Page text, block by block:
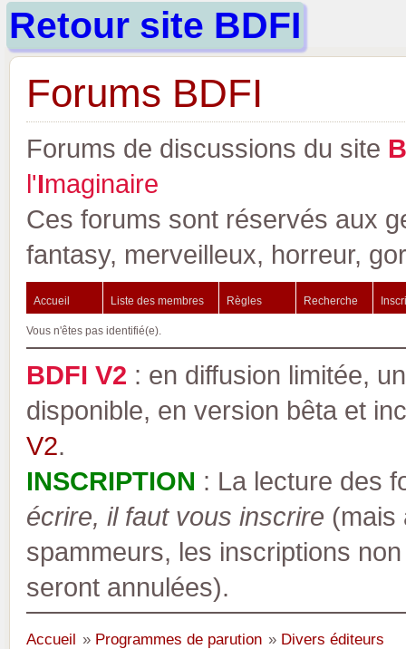
Retour site BDFI
Forums BDFI
Forums de discussions du site B
l'Imaginaire
Ces forums sont réservés aux
fantasy, merveilleux, horreur,
Accueil Liste des membres Règles Recherche
Vous n'êtes pas identifié(e).
BDFI V2 : en diffusion limitée,
disponible, en version bêta et
V2.
INSCRIPTION : La lecture des
écrire, il faut vous inscrire (mais
spammeurs, les inscriptions
seront annulées).
Accueil » Programmes de parution » Divers éditeurs